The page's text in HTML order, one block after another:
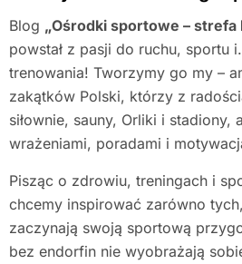
Blog „Ośrodki sportowe –
powstał z pasji do ruchu, sportu
trenowania! Tworzymy go my –
zakątków Polski, którzy z
siłownie, sauny, Orliki i stadiony,
wrażeniami, poradami i
Pisząc o zdrowiu, treningach i
chcemy inspirować zarówno
zaczynają swoją sportową
bez endorfin nie wyobrażają